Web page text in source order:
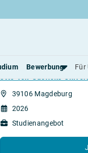
Berufe
Bewerbung
Lebenslauf
Vorlagen
Online-Bewerbung
Für
39106 Magdeburg
2026
Studienangebot